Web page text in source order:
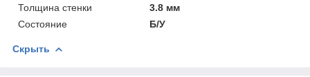
Толщина стенки
3.8 мм
Состояние
Б/У
Скрыть